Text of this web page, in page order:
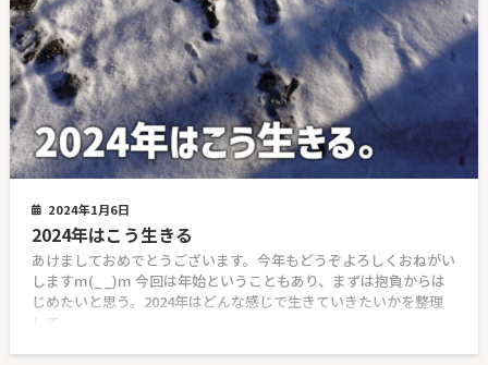
2024年1月6日
2024年はこう生きる
あけましておめでとうございます。今年もどうぞよろしくおねがい
しますm(_ _)m 今回は年始ということもあり、まずは抱負からは
じめたいと思う。2024年はどんな感じで生きていきたいかを整理
して